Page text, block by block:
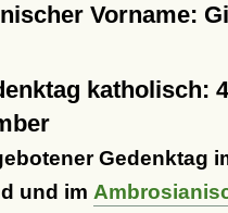
Vorname:
katholisch:
Gedenktag
und im